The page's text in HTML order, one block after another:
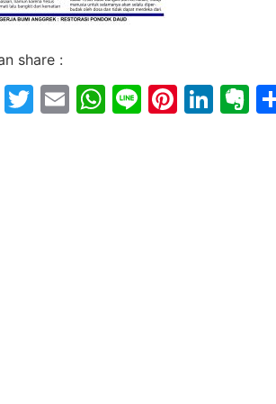
share :
Facebook
Twitter
EmailWhatsApp
Line